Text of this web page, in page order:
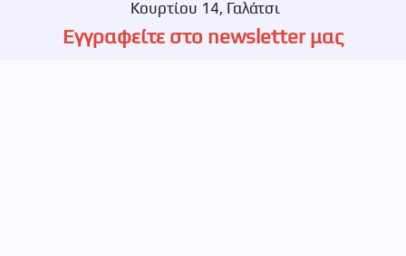
Κουρτίου 14, Γαλάτσι
Εγγραφείτε στο newsletter μας